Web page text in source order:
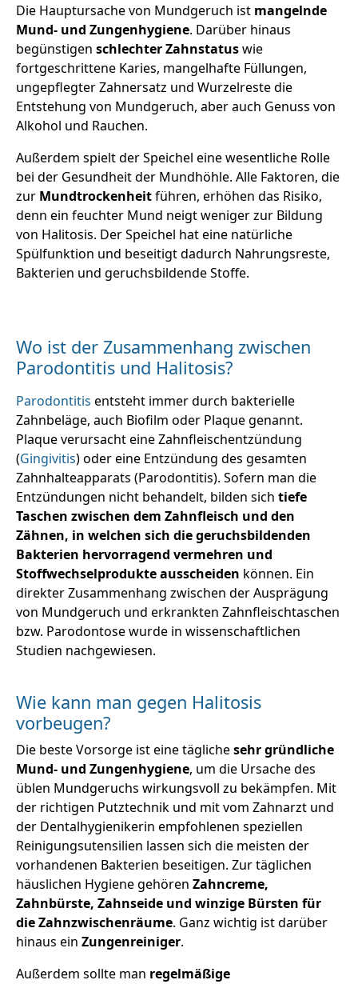
Die Hauptursache von Mundgeruch ist mangelnde
Mund- und Zungenhygiene. Darüber hinaus
begünstigen schlechter Zahnstatuswie
fortgeschrittene Karies, mangelhafte Füllungen,
ungepflegter Zahnersatz und Wurzelreste die
Entstehung von Mundgeruch, aber auch Genuss von
Alkohol und Rauchen.
Außerdem spielt der Speichel eine wesentliche Rolle
bei der Gesundheit der Mundhöhle. Alle Faktoren, die
zur Mundtrockenheitführen, erhöhen das Risiko,
denn ein feuchter Mund neigt weniger zur Bildung
von Halitosis. Der Speichel hat eine natürliche
Spülfunktion und beseitigt dadurch Nahrungsreste,
Bakterien und geruchsbildende Stoffe.
Wo ist der Zusammenhang zwischen
Parodontitis und Halitosis?
Parodontitis entsteht immer durch bakterielle
Zahnbeläge, auch Biofilm oder Plaque genannt.
Plaque verursacht eine Zahnfleischentzündung
(Gingivitis) oder eine Entzündung des gesamten
Zahnhalteapparats (Parodontitis). Sofern man die
Entzündungen nicht behandelt, bilden sich tiefe
Taschen zwischen dem Zahnfleisch und den
Zähnen, in welchen sich die geruchsbildenden
Bakterien hervorragend vermehren und
Stoffwechselprodukte ausscheiden können. Ein
direkter Zusammenhang zwischen der Ausprägung
von Mundgeruch und erkrankten Zahnfleischtaschen
bzw. Parodontose wurde in wissenschaftlichen
Studien nachgewiesen.
Wie kann man gegen Halitosis
vorbeugen?
Die beste Vorsorge ist eine täglichesehr gründliche
Mund- und Zungenhygiene, um die Ursache des
üblen Mundgeruchs wirkungsvoll zu bekämpfen. Mit
der richtigen Putztechnik und mit vom Zahnarzt und
der Dentalhygienikerin empfohlenen speziellen
Reinigungsutensilien lassen sich die meisten der
vorhandenen Bakterien beseitigen. Zur täglichen
häuslichen Hygiene gehören Zahncreme,
Zahnbürste, Zahnseide und winzige Bürsten für
die Zahnzwischenräume. Ganz wichtig ist darüber
hinaus ein Zungenreiniger.
Außerdem sollte man regelmäßige